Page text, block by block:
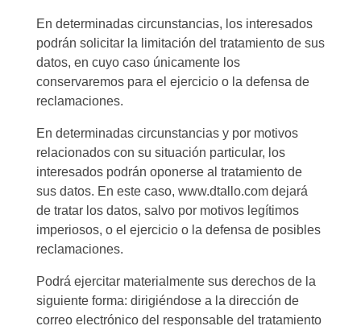
En determinadas circunstancias, los interesados
podrán solicitar la limitación del tratamiento de sus
datos, en cuyo caso únicamente los
conservaremos para el ejercicio o la defensa de
reclamaciones.
En determinadas circunstancias y por motivos
relacionados con su situación particular, los
interesados podrán oponerse al tratamiento de
sus datos. En este caso, www.dtallo.com dejará
de tratar los datos, salvo por motivos legítimos
imperiosos, o el ejercicio o la defensa de posibles
reclamaciones.
Podrá ejercitar materialmente sus derechos de la
siguiente forma: dirigiéndose a la dirección de
correo electrónico del responsable del tratamiento